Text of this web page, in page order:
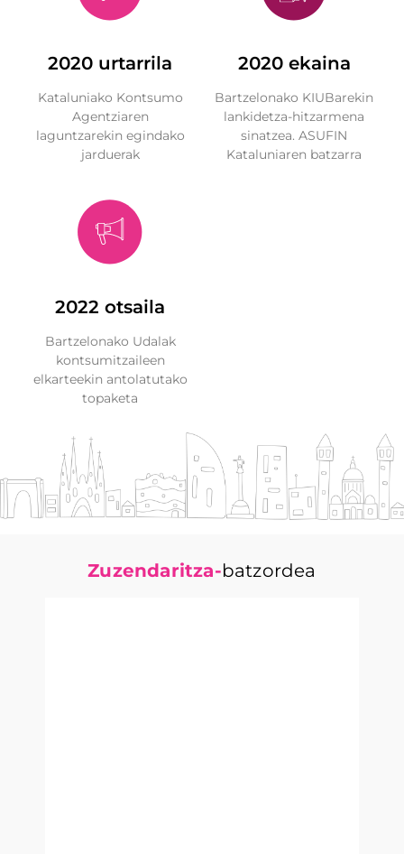
2020 urtarrila
Kataluniako Kontsumo
Agentziaren
laguntzarekin egindako
jarduerak
2020 ekaina
Bartzelonako KIUBarekin
lankidetza-hitzarmena
sinatzea. ASUFIN
Kataluniaren batzarra
2022 otsaila
Bartzelonako Udalak
kontsumitzaileen
elkarteekin antolatutako
topaketa
Zuzendaritza-batzordea